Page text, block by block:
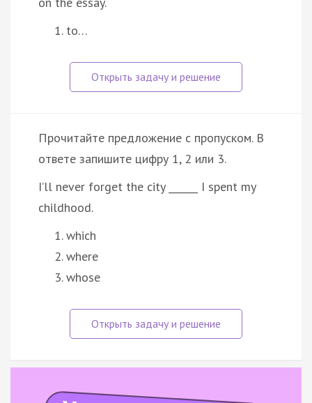
to…
Прочитайте предложение с пропуском. В
ответе запишите цифру 1, 2 или 3.
I’ll never forget the city ______ I spent my
childhood.
which
where
whose